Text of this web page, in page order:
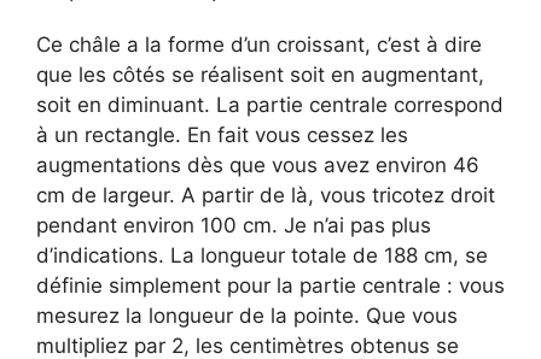
Ce châle a la forme d’un croissant, c’est à dire
que les côtés se réalisent soit en augmentant,
soit en diminuant. La partie centrale correspond
à un rectangle. En fait vous cessez les
augmentations dès que vous avez environ 46
cm de largeur. A partir de là, vous tricotez droit
pendant environ 100 cm. Je n’ai pas plus
d’indications. La longueur totale de 188 cm, se
définie simplement pour la partie centrale : vous
mesurez la longueur de la pointe. Que vous
multipliez par 2, les centimètres obtenus se